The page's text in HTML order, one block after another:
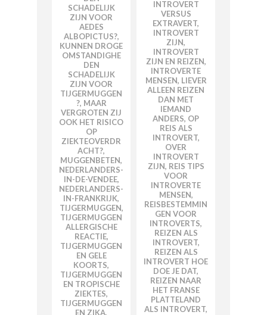
SCHADELIJK
ZIJN VOOR
AEDES
ALBOPICTUS?,
KUNNEN DROGE
OMSTANDIGHE
DEN
SCHADELIJK
ZIJN VOOR
TIJGERMUGGEN
?, MAAR
VERGROTEN ZIJ
OOK HET RISICO
OP
ZIEKTEOVERDR
ACHT?,
MUGGENBETEN,
NEDERLANDERS-
IN-DE-VENDEE,
NEDERLANDERS-
IN-FRANKRIJK,
TIJGERMUGGEN,
TIJGERMUGGEN
ALLERGISCHE
REACTIE,
TIJGERMUGGEN
EN GELE
KOORTS,
TIJGERMUGGEN
EN TROPISCHE
ZIEKTES,
TIJGERMUGGEN
EN ZIKA,
INTROVERT
VERSUS
EXTRAVERT,
INTROVERT
ZIJN,
INTROVERT
ZIJN EN REIZEN,
INTROVERTE
MENSEN, LIEVER
ALLEEN REIZEN
DAN MET
IEMAND
ANDERS, OP
REIS ALS
INTROVERT,
OVER
INTROVERT
ZIJN, REIS TIPS
VOOR
INTROVERTE
MENSEN,
REISBESTEMMIN
GEN VOOR
INTROVERTS,
REIZEN ALS
INTROVERT,
REIZEN ALS
INTROVERT HOE
DOE JE DAT,
REIZEN NAAR
HET FRANSE
PLATTELAND
ALS INTROVERT,